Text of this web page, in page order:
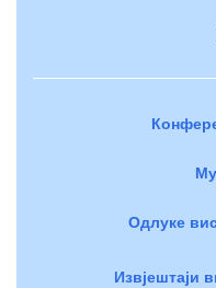
Одлуке
Извјештаји